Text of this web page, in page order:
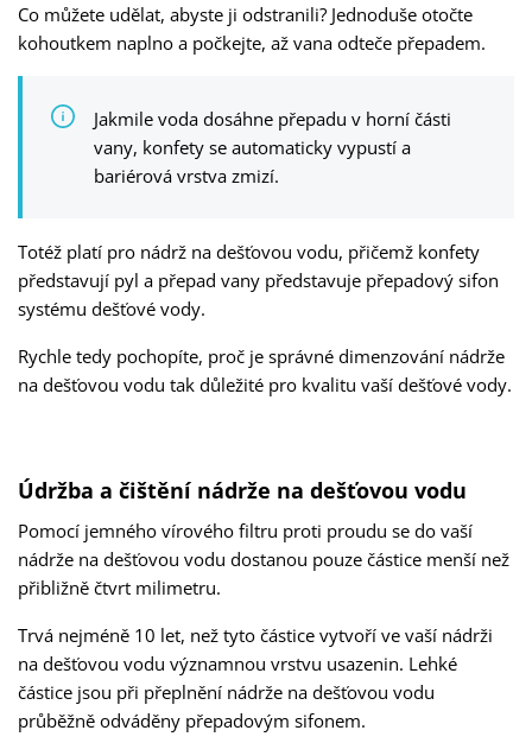
Co můžete udělat, abyste ji odstranili? Jednoduše otočte
kohoutkem naplno a počkejte, až vana odteče přepadem.
Jakmile voda dosáhne přepadu v horní části
vany, konfety se automaticky vypustí a
bariérová vrstva zmizí.
Totéž platí pro nádrž na dešťovou vodu, přičemž konfety
představují pyl a přepad vany představuje přepadový sifon
systému dešťové vody.
Rychle tedy pochopíte, proč je správné dimenzování nádrže
na dešťovou vodu tak důležité pro kvalitu vaší dešťové vody.
Údržba a čištění nádrže na dešťovou vodu
Pomocí jemného vírového filtru proti proudu se do vaší
nádrže na dešťovou vodu dostanou pouze částice menší než
přibližně čtvrt milimetru.
Trvá nejméně 10 let, než tyto částice vytvoří ve vaší nádrži
na dešťovou vodu významnou vrstvu usazenin. Lehké
částice jsou při přeplnění nádrže na dešťovou vodu
průběžně odváděny přepadovým sifonem.